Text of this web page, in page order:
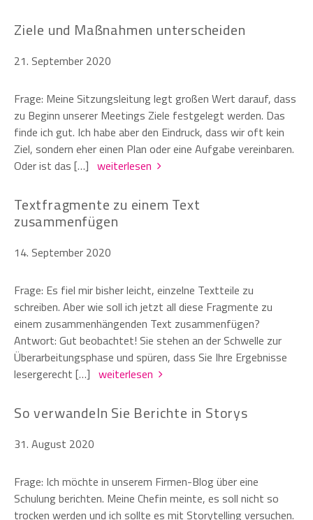
Ziele und Maßnahmen unterscheiden
21. September 2020
Frage: Meine Sitzungsleitung legt großen Wert darauf, dass
zu Beginn unserer Meetings Ziele festgelegt werden. Das
finde ich gut. Ich habe aber den Eindruck, dass wir oft kein
Ziel, sondern eher einen Plan oder eine Aufgabe vereinbaren.
Oder ist das […] weiterlesen
Textfragmente zu einem Text
zusammenfügen
14. September 2020
Frage: Es fiel mir bisher leicht, einzelne Textteile zu
schreiben. Aber wie soll ich jetzt all diese Fragmente zu
einem zusammenhängenden Text zusammenfügen?
Antwort: Gut beobachtet! Sie stehen an der Schwelle zur
Überarbeitungsphase und spüren, dass Sie Ihre Ergebnisse
lesergerecht […] weiterlesen
So verwandeln Sie Berichte in Storys
31. August 2020
Frage: Ich möchte in unserem Firmen-Blog über eine
Schulung berichten. Meine Chefin meinte, es soll nicht so
trocken werden und ich sollte es mit Storytelling versuchen.